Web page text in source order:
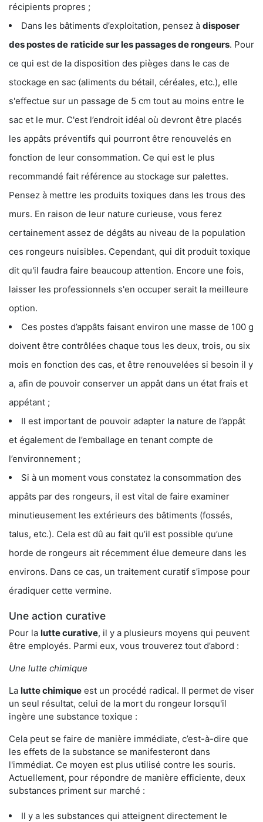
récipients propres ;
Dans les bâtiments d’exploitation, pensez à disposer
des postes de raticide sur les passages de rongeurs. Pour
ce qui est de la disposition des pièges dans le cas de
stockage en sac (aliments du bétail, céréales, etc.), elle
s'effectue sur un passage de 5 cm tout au moins entre le
sac et le mur. C'est l’endroit idéal où devront être placés
les appâts préventifs qui pourront être renouvelés en
fonction de leur consommation. Ce qui est le plus
recommandé fait référence au stockage sur palettes.
Pensez à mettre les produits toxiques dans les trous des
murs. En raison de leur nature curieuse, vous ferez
certainement assez de dégâts au niveau de la population
ces rongeurs nuisibles. Cependant, qui dit produit toxique
dit qu'il faudra faire beaucoup attention. Encore une fois,
laisser les professionnels s'en occuper serait la meilleure
option.
Ces postes d’appâts faisant environ une masse de 100 g
doivent être contrôlées chaque tous les deux, trois, ou six
mois en fonction des cas, et être renouvelées si besoin il y
a, afin de pouvoir conserver un appât dans un état frais et
appétant ;
Il est important de pouvoir adapter la nature de l’appât
et également de l’emballage en tenant compte de
l’environnement ;
Si à un moment vous constatez la consommation des
appâts par des rongeurs, il est vital de faire examiner
minutieusement les extérieurs des bâtiments (fossés,
talus, etc.). Cela est dû au fait qu’il est possible qu’une
horde de rongeurs ait récemment élue demeure dans les
environs. Dans ce cas, un traitement curatif s’impose pour
éradiquer cette vermine.
Une action curative
Pour la lutte curative, il y a plusieurs moyens qui peuvent
être employés. Parmi eux, vous trouverez tout d’abord :
Une lutte chimique
La lutte chimique est un procédé radical. Il permet de viser
un seul résultat, celui de la mort du rongeur lorsqu'il
ingère une substance toxique :
Cela peut se faire de manière immédiate, c’est-à-dire que
les effets de la substance se manifesteront dans
l'immédiat. Ce moyen est plus utilisé contre les souris.
Actuellement, pour répondre de manière efficiente, deux
substances priment sur marché :
Il y a les substances qui atteignent directement le